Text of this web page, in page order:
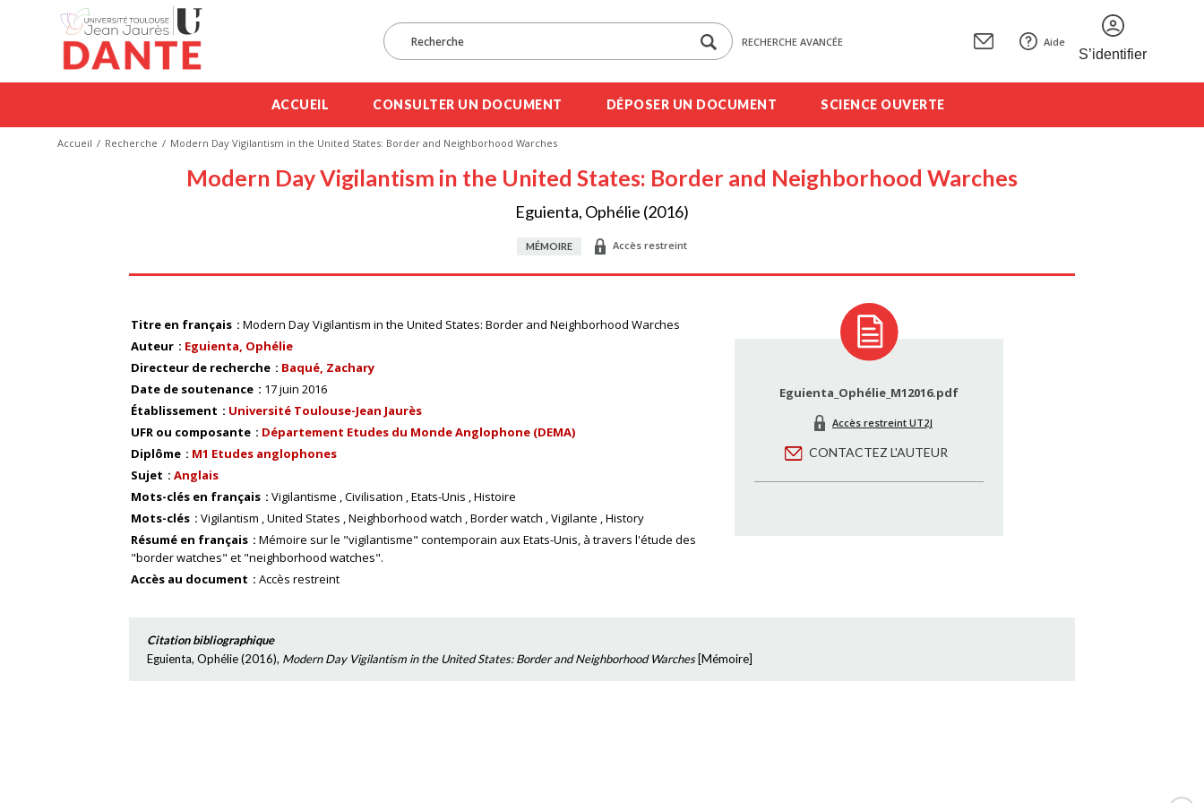
RECHERCHE AVANCÉE Aide
S’identifier
ACCUEIL CONSULTER UN DOCUMENT DÉPOSER UN DOCUMENT SCIENCE OUVERTE
Accueil Recherche Modern Day Vigilantism in the United States: Border and Neighborhood Warches
Modern Day Vigilantism in the United States: Border and Neighborhood Warches
Eguienta, Ophélie (2016)
MÉMOIRE Accès restreint
Titre en français
Modern Day Vigilantism in the United States: Border and Neighborhood Warches
Auteur
Eguienta, Ophélie
Directeur de recherche
Baqué, Zachary
Date de soutenance
17 juin 2016
Établissement
Université Toulouse-Jean Jaurès
UFR ou composante
Département Etudes du Monde Anglophone (DEMA)
Diplôme
M1 Etudes anglophones
Sujet
Anglais
Mots-clés en français
Vigilantisme Civilisation Etats-Unis Histoire
Mots-clés
Vigilantism United States Neighborhood watch Border watch Vigilante History
Résumé en français
Mémoire sur le "vigilantisme" contemporain aux Etats-Unis, à travers l'étude des
"border watches" et "neighborhood watches".
Accès au document
Accès restreint
Eguienta_Ophélie_M12016.pdf
Accès restreint UT2J
CONTACTEZ L'AUTEUR
Citation bibliographique
Eguienta, Ophélie(2016), Modern Day Vigilantism in the United States: Border and Neighborhood Warches[Mémoire]